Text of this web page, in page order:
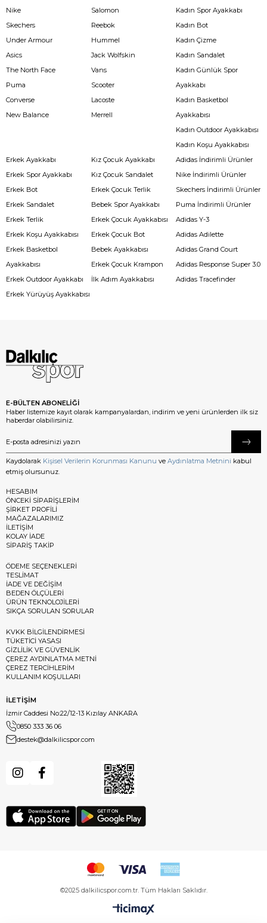
Nike
Skechers
Under Armour
Asics
The North Face
Puma
Converse
New Balance
Salomon
Reebok
Hummel
Jack Wolfskin
Vans
Scooter
Lacoste
Merrell
Kadın Spor Ayakkabı
Kadın Bot
Kadın Çizme
Kadın Sandalet
Kadın Günlük Spor
Ayakkabı
Kadın Basketbol
Ayakkabısı
Kadın Outdoor Ayakkabısı
Kadın Koşu Ayakkabısı
Erkek Ayakkabı
Erkek Spor Ayakkabı
Erkek Bot
Erkek Sandalet
Erkek Terlik
Erkek Koşu Ayakkabısı
Erkek Basketbol
Ayakkabısı
Erkek Outdoor Ayakkabı
Erkek Yürüyüş Ayakkabısı
Kız Çocuk Ayakkabı
Kız Çocuk Sandalet
Erkek Çocuk Terlik
Bebek Spor Ayakkabı
Erkek Çocuk Ayakkabısı
Erkek Çocuk Bot
Bebek Ayakkabısı
Erkek Çocuk Krampon
İlk Adım Ayakkabısı
Adidas İndirimli Ürünler
Nike İndirimli Ürünler
Skechers İndirimli Ürünler
Puma İndirimli Ürünler
Adidas Y-3
Adidas Adilette
Adidas Grand Court
Adidas Response Super 3.0
Adidas Tracefinder
E-BÜLTEN ABONELİĞİ
Haber listemize kayıt olarak kampanyalardan, indirim ve yeni ürünlerden ilk siz
haberdar olabilirsiniz.
Kaydolarak Kişisel Verilerin Korunması Kanunu ve Aydınlatma Metnini kabul
etmiş olursunuz.
HESABIM
ÖNCEKİ SİPARİŞLERİM
ŞİRKET PROFİLİ
MAĞAZALARIMIZ
İLETİŞİM
KOLAY İADE
SİPARİŞ TAKİP
ÖDEME SEÇENEKLERİ
TESLİMAT
İADE VE DEĞİŞİM
BEDEN ÖLÇÜLERİ
ÜRÜN TEKNOLOJİLERİ
SIKÇA SORULAN SORULAR
KVKK BİLGİLENDİRMESİ
TÜKETİCİ YASASI
GİZLİLİK VE GÜVENLİK
ÇEREZ AYDINLATMA METNİ
ÇEREZ TERCİHLERİM
KULLANIM KOŞULLARI
İLETİŞİM
İzmir Caddesi No:22/12-13 Kızılay ANKARA
0850 333 36 06
destek@dalkilicspor.com
©2025 dalkilicspor.com.tr. Tüm Hakları Saklıdır.